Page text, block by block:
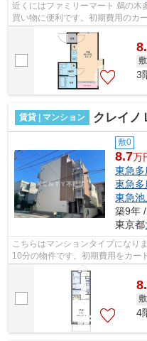
近くにはファミリーマート 鵜の木
買い物に便利です。初期費用のカ
で移動範囲が広がります。場所が平
3
賃貸 | マンション クレイノ
敷0
8.7万
東急多
東急多
東急池
築9年
東京都
こちらはマンションタイプになり
10分の物件です。初期費用をカー
済したい方にもおすすめです。2駅
4